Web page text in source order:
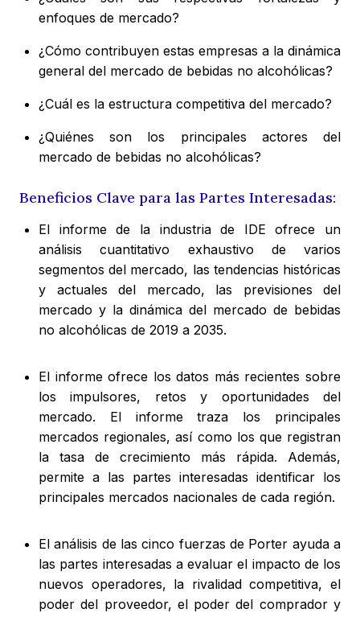
enfoques de mercado?
¿Cómo contribuyen estas empresas a la dinámica
general del mercado de bebidas no alcohólicas?
¿Cuál es la estructura competitiva del mercado?
¿Quiénes son los principales actores del
mercado de bebidas no alcohólicas?
Beneficios Clave para las Partes Interesadas:
El informe de la industria de IDE ofrece un
análisis cuantitativo exhaustivo de varios
segmentos del mercado, las tendencias históricas
y actuales del mercado, las previsiones del
mercado y la dinámica del mercado de bebidas
no alcohólicas de 2019 a 2035.
El informe ofrece los datos más recientes sobre
los impulsores, retos y oportunidades del
mercado. El informe traza los principales
mercados regionales, así como los que registran
la tasa de crecimiento más rápida. Además,
permite a las partes interesadas identificar los
principales mercados nacionales de cada región.
El análisis de las cinco fuerzas de Porter ayuda a
las partes interesadas a evaluar el impacto de los
nuevos operadores, la rivalidad competitiva, el
poder del proveedor, el poder del comprador y